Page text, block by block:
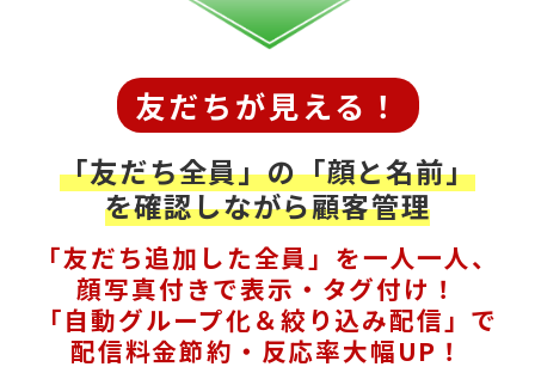
友だちが見える！
「友だち全員」の「顔と名前」
を確認しながら顧客管理
「友だち追加した全員」を一人一人、
顔写真付きで表示・タグ付け！
「自動グループ化＆絞り込み配信」で
配信料金節約・反応率大幅UP！